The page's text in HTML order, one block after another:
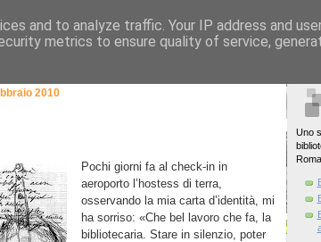
2010
Pochi giorni fa al check-in in
aeroporto l’hostess di terra,
osservando la mia carta d’identità, mi
ha sorriso: «Che bel lavoro che fa, la
bibliotecaria. Stare in silenzio, poter
Uno
Roma
and to analyze traffic. Your IP address and
metrics to ensure quality of service,